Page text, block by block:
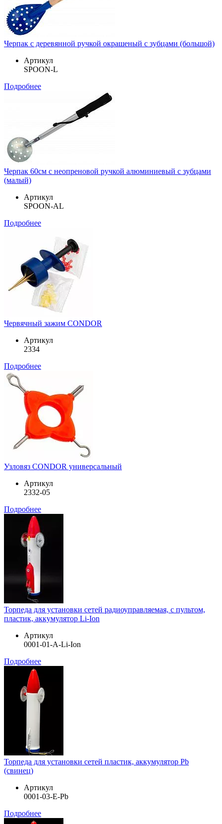
Черпак с деревянной ручкой окрашеный с зубцами (большой)
Артикул
SPOON-L
Подробнее
Черпак 60см с неопреновой ручкой алюминиевый с зубцами
(малый)
Артикул
SPOON-AL
Подробнее
Червячный зажим CONDOR
Артикул
2334
Подробнее
Узловяз CONDOR универсальный
Артикул
2332-05
Подробнее
Торпеда для установки сетей радиоуправляемая, с пультом,
пластик, аккумулятор Li-Ion
Артикул
0001-01-A-Li-Ion
Подробнее
Торпеда для установки сетей пластик, аккумулятор Pb
(свинец)
Артикул
0001-03-E-Pb
Подробнее